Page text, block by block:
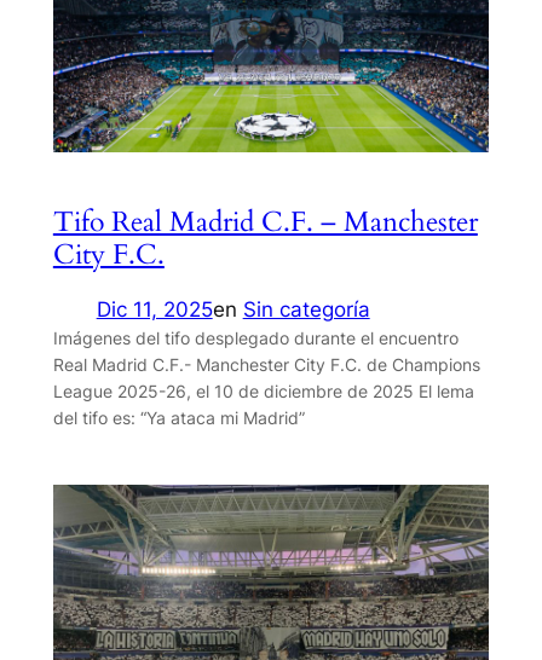
Tifo Real Madrid C.F. – Manchester
City F.C.
Dic 11, 2025en Sin categoría
Imágenes del tifo desplegado durante el encuentro
Real Madrid C.F.- Manchester City F.C. de Champions
League 2025-26, el 10 de diciembre de 2025 El lema
del tifo es: “Ya ataca mi Madrid”